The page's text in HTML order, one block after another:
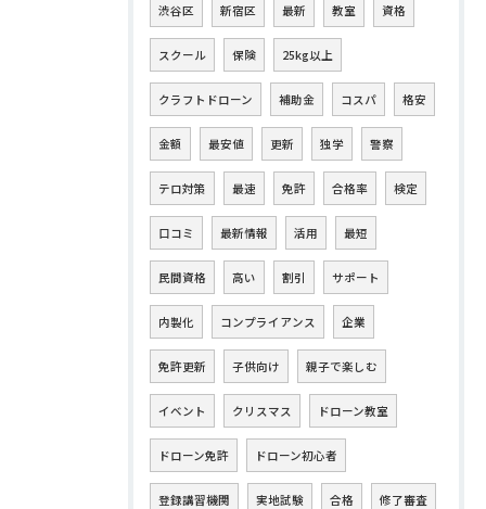
渋谷区 新宿区 最新 教室 資格
スクール 保険 25kg以上
クラフトドローン 補助金 コスパ 格安
金額 最安値 更新 独学 警察
テロ対策 最速 免許 合格率 検定
口コミ 最新情報 活用 最短
民間資格 高い 割引 サポート
内製化 コンプライアンス 企業
免許更新 子供向け 親子で楽しむ
イベント クリスマス ドローン教室
ドローン免許 ドローン初心者
登録講習機関 実地試験 合格 修了審査